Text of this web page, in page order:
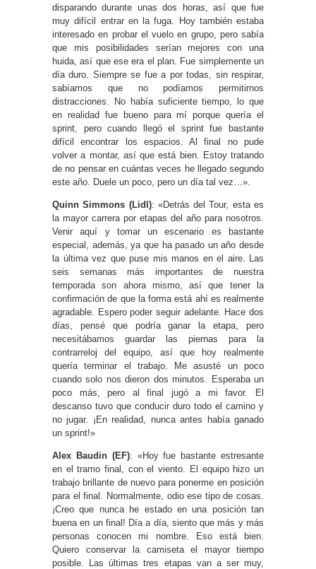
disparando durante unas dos horas, así que fue
muy difícil entrar en la fuga. Hoy también estaba
interesado en probar el vuelo en grupo, pero sabía
que mis posibilidades serían mejores con una
huida, así que ese era el plan. Fue simplemente un
día duro. Siempre se fue a por todas, sin respirar,
sabíamos que no podíamos permitirnos
distracciones. No había suficiente tiempo, lo que
en realidad fue bueno para mí porque quería el
sprint, pero cuando llegó el sprint fue bastante
difícil encontrar los espacios. Al final no pude
volver a montar, así que está bien. Estoy tratando
de no pensar en cuántas veces he llegado segundo
este año. Duele un poco, pero un día tal vez…».
Quinn Simmons (Lidl): «Detrás del Tour, esta es
la mayor carrera por etapas del año para nosotros.
Venir aquí y tomar un escenario es bastante
especial, además, ya que ha pasado un año desde
la última vez que puse mis manos en el aire. Las
seis semanas más importantes de nuestra
temporada son ahora mismo, así que tener la
confirmación de que la forma está ahí es realmente
agradable. Espero poder seguir adelante. Hace dos
días, pensé que podría ganar la etapa, pero
necesitábamos guardar las piernas para la
contrarreloj del equipo, así que hoy realmente
quería terminar el trabajo. Me asusté un poco
cuando solo nos dieron dos minutos. Esperaba un
poco más, pero al final jugó a mi favor. El
descanso tuvo que conducir duro todo el camino y
no jugar. ¡En realidad, nunca antes había ganado
un sprint!»
Alex Baudin (EF): «Hoy fue bastante estresante
en el tramo final, con el viento. El equipo hizo un
trabajo brillante de nuevo para ponerme en posición
para el final. Normalmente, odio ese tipo de cosas.
¡Creo que nunca he estado en una posición tan
buena en un final! Día a día, siento que más y más
personas conocen mi nombre. Eso está bien.
Quiero conservar la camiseta el mayor tiempo
posible. Las últimas tres etapas van a ser muy,